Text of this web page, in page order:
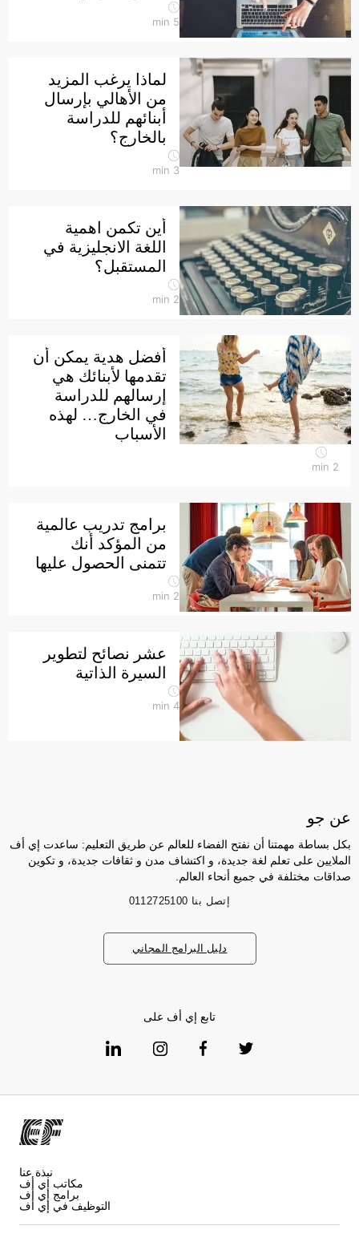
5
min
لماذا يرغب المزيد
من الأهالي بإرسال
أبنائهم للدراسة
بالخارج؟
3
min
أين تكمن اهمية
اللغة الانجليزية في
المستقبل؟
2
min
أفضل هدية يمكن أن
تقدمها لأبنائك هي
إرسالهم للدراسة
في الخارج… لهذه
الأسباب
2
min
برامج تدريب عالمية
من المؤكد أنك
تتمنى الحصول عليها
2
min
عشر نصائح لتطوير
السيرة الذاتية
4
min
عن جو
بكل بساطة مهمتنا أن نفتح الفضاء للعالم عن طريق التعليم: ساعدت إي أف
الملايين على تعلم لغة جديدة، و اكتشاف مدن و ثقافات جديدة، و تكوين
صداقات مختلفة في جميع أنحاء العالم.
إتصل بنا 0112725100
دليل البرامج المجاني
تابع إي أف على
نبذة عنا
مكاتب إي أف
برامج إي أف
التوظيف في إي أف